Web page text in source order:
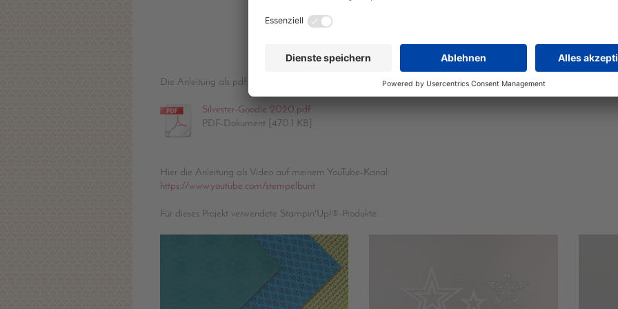
Ohne viel Material ist schnell ein auffallendes Tisch-Goodie oder Mitbringsel für
Die Anleitung als pdf:
Silvester-Goodie 2020.pdf
PDF-Dokument [470.1 KB]
Hier die Anleitung als Video auf meinem YouTube-Kanal:
https://www.youtube.com/stempelbunt
Für dieses Projekt verwendete Stampin'Up!®-Produkte: